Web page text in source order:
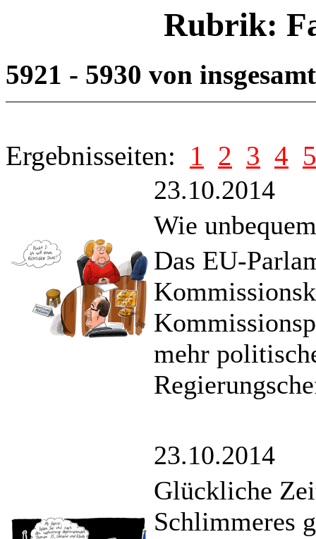
Rubrik:
5921 - 5930 von
Ergebnisseiten: 1 2 3 4 5
23.10.2014
Wie
Das EU-
mehr
23.10.2014
Glückliche
Schlimmeres